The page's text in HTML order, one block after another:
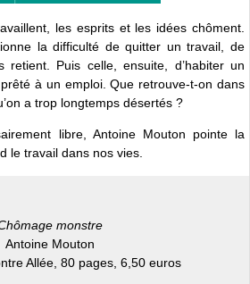
les esprits et les idées chôment.
la difficulté de quitter un travail, de
retient. Puis celle, ensuite, d’habiter un
à un emploi. Que retrouve-t-on dans
a trop longtemps désertés ?
libre, Antoine Mouton pointe la
le travail dans nos vies.
monstre
Antoine Mouton
Allée, 80 pages, 6,50 euros